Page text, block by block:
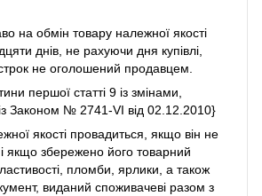
на обмін товару належної якості
днів, не рахуючи дня купівлі,
не оголошений продавцем.
першої статті 9 із змінами,
Законом № 2741-VI від 02.12.2010}
якості провадиться, якщо він не
якщо збережено його товарний
пломби, ярлики, а також
виданий споживачеві разом з